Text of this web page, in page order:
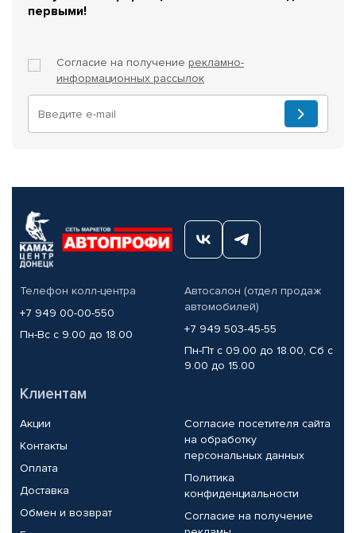
первыми!
Согласие на получение рекламно-
информационных рассылок
Телефон колл-центра
+7 949 00-00-550
Пн-Вс с 9.00 до 18.00
Автосалон (отдел продаж
автомобилей)
+7 949 503-45-55
Пн-Пт с 09.00 до 18.00, Сб с
9.00 до 15.00
Клиентам
Акции
Контакты
Оплата
Доставка
Обмен и возврат
Согласие посетителя сайта
на обработку
персональных данных
Политика
конфиденциальности
Согласие на получение